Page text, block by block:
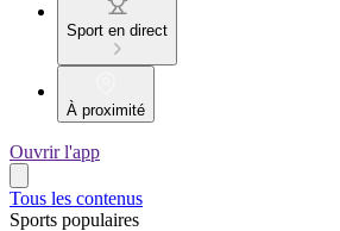
Sport en direct
À proximité
Ouvrir l'app
Tous les contenus
Sports populaires